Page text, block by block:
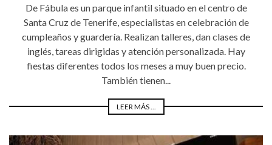
De Fábula es un parque infantil situado en el centro de
Santa Cruz de Tenerife, especialistas en celebración de
cumpleaños y guardería. Realizan talleres, dan clases de
inglés, tareas dirigidas y atención personalizada. Hay
fiestas diferentes todos los meses a muy buen precio.
También tienen...
LEER MÁS ...